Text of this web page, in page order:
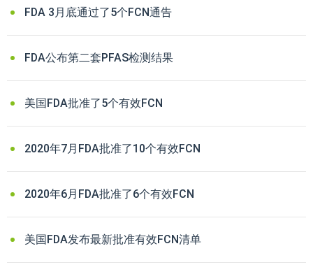
FDA 3月底通过了5个FCN通告
FDA公布第二套PFAS检测结果
美国FDA批准了5个有效FCN
2020年7月FDA批准了10个有效FCN
2020年6月FDA批准了6个有效FCN
美国FDA发布最新批准有效FCN清单